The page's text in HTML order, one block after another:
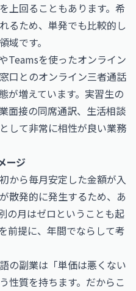
上回ることもあります。希
るため、単発でも比較的し
域です。
Teamsを使ったオンライン
口とのオンライン三者通話
が増えています。実習生の
面接の同席通訳、生活相談
して非常に相性が良い業務
ージ
から毎月安定した金額が入
散発的に発生するため、あ
の月はゼロということも起
前提に、年間でならして考
の副業は「単価は悪くない
性質を持ちます。だからこ